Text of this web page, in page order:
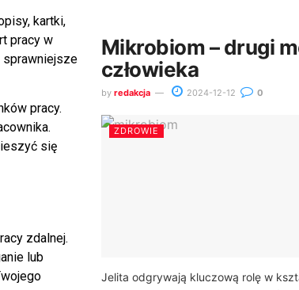
kartki,
pracy w
sprawniejsze
pracy.
się
zdalnej.
lub
Mikrobiom – drugi
człowieka
by redakcja 2024-12-12 0
ZDROWIE
Jelita odgrywają kluczową rolę w